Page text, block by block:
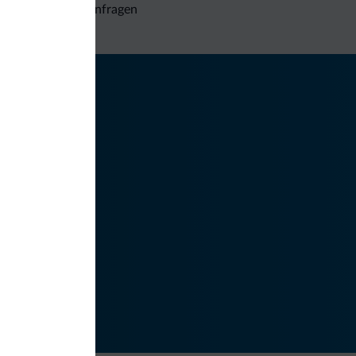
Unverbindliche Anfragen